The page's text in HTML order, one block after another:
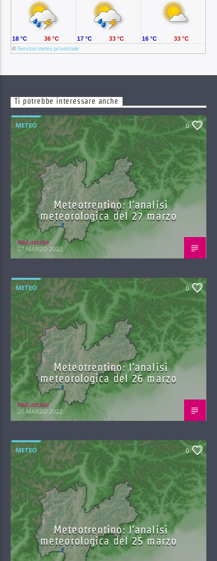
©Servizio meteo provinciale
18 °C 36 °C 17 °C 33 °C 16 °C 33 °C
Ti potrebbe interessare anche
METEO 0
Meteotrentino: l’analisi
meteorologica del 27 marzo
Red.azione
27 MARZO 2022
METEO 0
Meteotrentino: l’analisi
meteorologica del 26 marzo
Red.azione
26 MARZO 2022
METEO 0
Meteotrentino: l’analisi
meteorologica del 25 marzo